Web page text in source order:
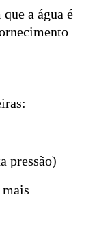
a água é
pressão)